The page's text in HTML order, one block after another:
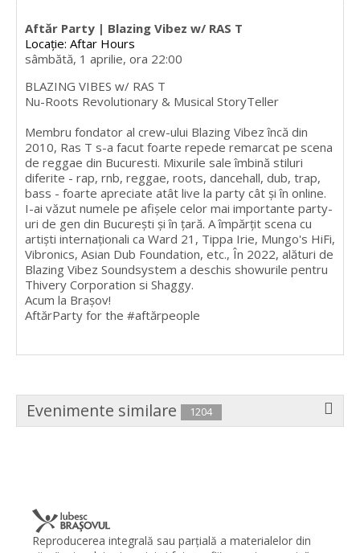
Aftăr Party | Blazing Vibez w/ RAS T
Locație: Aftar Hours
sâmbătă, 1 aprilie, ora 22:00
BLAZING VIBES w/ RAS T
Nu-Roots Revolutionary & Musical StoryTeller
Membru fondator al crew-ului Blazing Vibez încă din
2010, Ras T s-a facut foarte repede remarcat pe scena
de reggae din Bucuresti. Mixurile sale îmbină stiluri
diferite - rap, rnb, reggae, roots, dancehall, dub, trap,
bass - foarte apreciate atât live la party cât și în online.
I-ai văzut numele pe afișele celor mai importante party-
uri de gen din București și în țară. A împărțit scena cu
artiști internaționali ca Ward 21, Tippa Irie, Mungo's HiFi,
Vibronics, Asian Dub Foundation, etc., În 2022, alături de
Blazing Vibez Soundsystem a deschis showurile pentru
Thivery Corporation si Shaggy.
Acum la Brașov!
AftărParty for the #aftărpeople
Evenimente similare 1204
Reproducerea integrală sau parţială a materialelor din